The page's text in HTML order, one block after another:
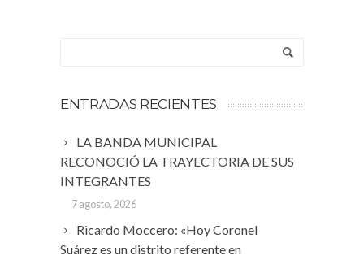
ENTRADAS RECIENTES
LA BANDA MUNICIPAL
RECONOCIÓ LA TRAYECTORIA DE SUS
INTEGRANTES
7 agosto, 2026
Ricardo Moccero: «Hoy Coronel
Suárez es un distrito referente en